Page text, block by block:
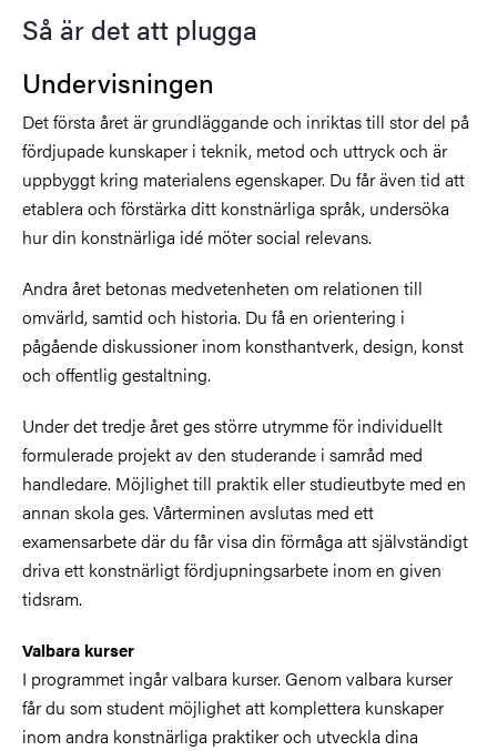
Så är det att plugga
Undervisningen
Det första året är grundläggande och inriktas till stor del på
fördjupade kunskaper i teknik, metod och uttryck och är
uppbyggt kring materialens egenskaper. Du får även tid att
etablera och förstärka ditt konstnärliga språk, undersöka
hur din konstnärliga idé möter social relevans.
Andra året betonas medvetenheten om relationen till
omvärld, samtid och historia. Du få en orientering i
pågående diskussioner inom konsthantverk, design, konst
och offentlig gestaltning.
Under det tredje året ges större utrymme för individuellt
formulerade projekt av den studerande i samråd med
handledare. Möjlighet till praktik eller studieutbyte med en
annan skola ges. Vårterminen avslutas med ett
examensarbete där du får visa din förmåga att självständigt
driva ett konstnärligt fördjupningsarbete inom en given
tidsram.
Valbara kurser
I programmet ingår valbara kurser. Genom valbara kurser
får du som student möjlighet att komplettera kunskaper
inom andra konstnärliga praktiker och utveckla dina